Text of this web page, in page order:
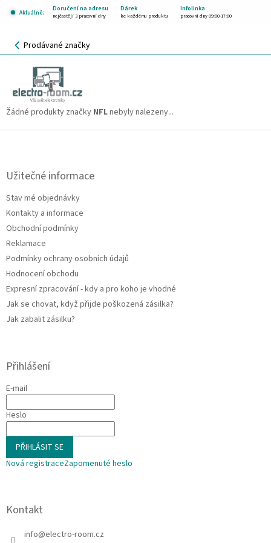
Aktuálně:
Doručení na adresu Dárek Infolinka
nejčastěji 3 pracovní dny ke každému produktu pracovní dny 09:00-17:00
NÁKUPNÍ
KOŠÍK
Prodávané značky
Žádné produkty značky NFLnebyly nalezeny...
Z
Užitečné informace
Stav mé objednávky
Kontakty a informace
Obchodní podmínky
Reklamace
Podmínky ochrany osobních údajů
Hodnocení obchodu
Expresní zpracování - kdy a pro koho je vhodné
Jak se chovat, když přijde poškozená zásilka?
Jak zabalit zásilku?
Přihlášení
E-mail
Heslo
PŘIHLÁSIT SE
Nová registraceZapomenuté heslo
Kontakt
info@electro-room.cz